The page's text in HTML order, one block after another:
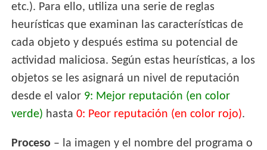
etc.). Para ello, utiliza una serie de reglas
heurísticas que examinan las características de
cada objeto y después estima su potencial de
actividad maliciosa. Según estas heurísticas, a los
objetos se les asignará un nivel de reputación
desde el valor 9: Mejor reputación (en color
verde) hasta0: Peor reputación (en color rojo).
Proceso – la imagen y el nombre del programa o